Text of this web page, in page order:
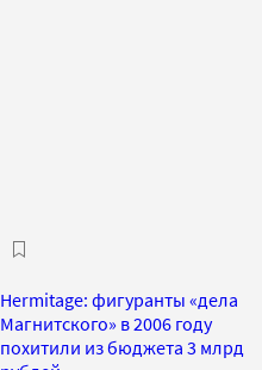
Hermitage: фигуранты «дела
Магнитского» в 2006 году
похитили из бюджета 3 млрд